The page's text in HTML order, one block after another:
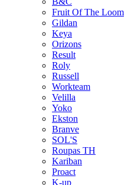
Fruit Of The Loom
Gildan
Keya
Orizons
Result
Roly
Russell
Workteam
Velilla
Yoko
Ekston
Branve
SOL'S
Roupas TH
Kariban
Proact
K-up